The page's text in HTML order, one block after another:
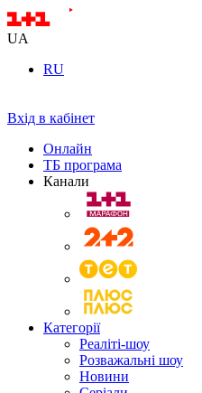
UA
RU
Вхід в кабінет
Онлайн
ТБ програма
Канали
Категорії
Реаліті-шоу
Розважальні шоу
Новини